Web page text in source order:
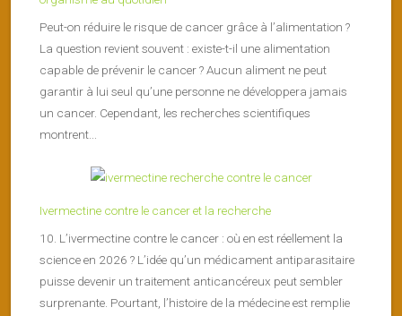
Peut-on réduire le risque de cancer grâce à l’alimentation ?
La question revient souvent : existe-t-il une alimentation
capable de prévenir le cancer ? Aucun aliment ne peut
garantir à lui seul qu’une personne ne développera jamais
un cancer. Cependant, les recherches scientifiques
montrent...
Ivermectine contre le cancer et la recherche
10. L’ivermectine contre le cancer : où en est réellement la
science en 2026 ? L’idée qu’un médicament antiparasitaire
puisse devenir un traitement anticancéreux peut sembler
surprenante. Pourtant, l’histoire de la médecine est remplie